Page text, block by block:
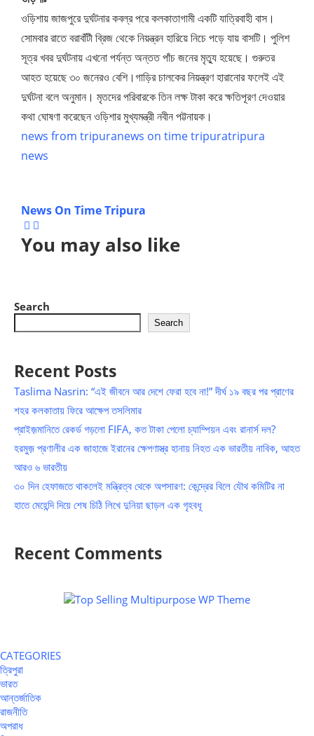
ওড়িশায় জাজপুরে দুর্ঘটনার কবল্র পরে কলকাতাগামী একটি যাত্রিবাহী বাস।
সোমবার রাতে বরাবাঁটী ব্রিজ থেকে নিয়ন্ত্রন হারিয়ে নিচে পড়ে যায় বাসটি। পুলিশ
সূত্র খবর দুর্ঘটনায় এখনো পর্যন্ত অন্তত পাঁচ জনের মৃত্যু হয়েছে। গুরুতর
আহত হয়েছে ৩০ জনেরও বেশি।গাড়ির চালকের নিয়ন্ত্রণ হারানোর ফলেই এই
দুর্ঘটনা বলে অনুমান। মৃতদের পরিবারকে তিন লক্ষ টাকা করে ক্ষতিপূরণ দেওয়ার
কথা ঘোষণা করেছেন ওড়িশার মুখ্যমন্ত্রী নবীন পট্টনায়ক।
news from tripuranews on time tripuratripura
news
News On Time Tripura
You may also like
Search
Search
Recent Posts
Taslima Nasrin: “এই জীবনে আর দেশে ফেরা হবে না!” দীর্ঘ ১৯ বছর পর প্রাণের
শহর কলকাতায় ফিরে আক্ষেপ তসলিমার
প্রাইজ়মানিতে রেকর্ড গড়লো FIFA, কত টাকা পেলো চ্যাম্পিয়ন এবং রানার্স দল?
হরমুজ় প্রণালীর এক জাহাজে ইরানের ক্ষেপণাস্ত্র হানায় নিহত এক ভারতীয় নাবিক, আহত
আরও ৬ ভারতীয়
৩০ দিন হেফাজতে থাকলেই মন্ত্রিত্ব থেকে অপসারণ: কেন্দ্রের বিলে যৌথ কমিটির না
হাতে মেহেন্দি দিয়ে শেষ চিঠি লিখে দুনিয়া ছাড়ল এক গৃহবধূ
Recent Comments
CATEGORIES
ত্রিপুরা
ভারত
আন্তর্জাতিক
রাজনীতি
অপরাধ